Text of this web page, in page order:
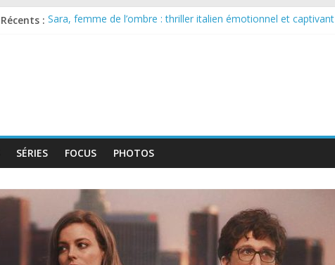
Récents : Sara, femme de l’ombre : thriller italien émotionnel et captivant
SÉRIES FOCUS PHOTOS